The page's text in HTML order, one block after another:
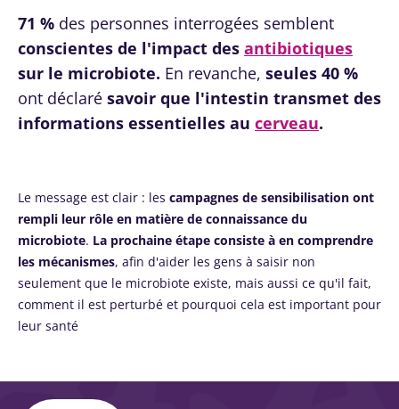
71 % des personnes interrogées semblent
conscientes de l'impact des antibiotiques
sur le microbiote. En revanche, seules 40 %
ont déclaré savoir que l'intestin transmet des
informations essentielles au cerveau.
Le message est clair : les campagnes de sensibilisation ont
rempli leur rôle en matière de connaissance du
microbiote. La prochaine étape consiste à en comprendre
les mécanismes, afin d'aider les gens à saisir non
seulement que le microbiote existe, mais aussi ce qu'il fait,
comment il est perturbé et pourquoi cela est important pour
leur santé